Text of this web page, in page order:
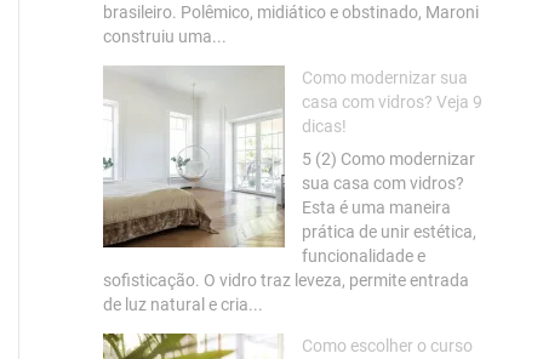
brasileiro. Polêmico, midiático e obstinado, Maroni
construiu uma...
Como modernizar sua
casa com vidros? Veja 9
dicas!
5 (2) Como modernizar
sua casa com vidros?
Esta é uma maneira
prática de unir estética,
funcionalidade e
sofisticação. O vidro traz leveza, permite entrada
de luz natural e cria...
Como escolher o curso